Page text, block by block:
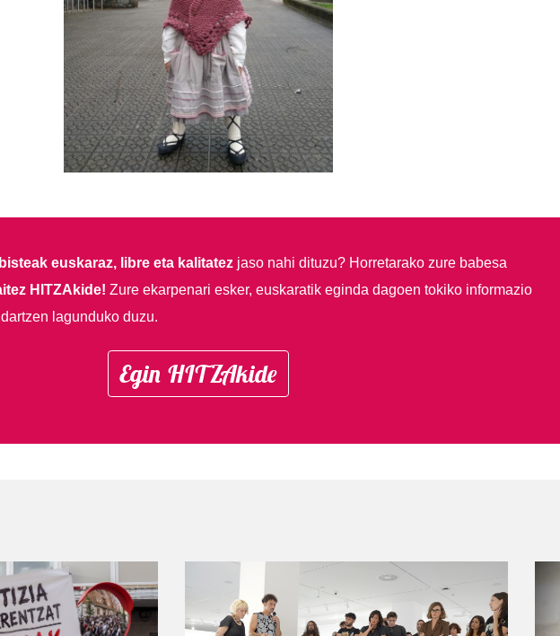
euskaraz, libre eta kalitatezjaso nahi dituzu? Horretarako zure babesa
HITZAkide! Zure ekarpenari esker, euskaratik eginda dagoen tokiko informazio
lagunduko duzu.
Egin HITZAkide